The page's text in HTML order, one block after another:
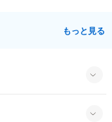
もっと見る